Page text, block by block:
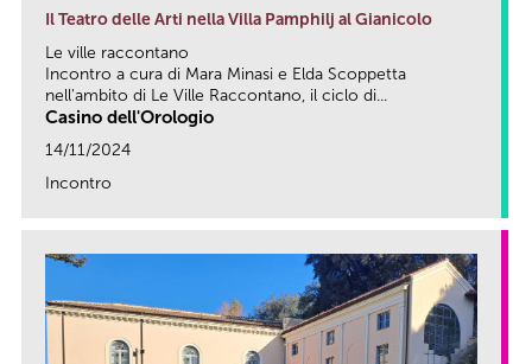
Il Teatro delle Arti nella Villa Pamphilj al Gianicolo
Le ville raccontano
Incontro a cura di Mara Minasi e Elda Scoppetta
nell'ambito di Le Ville Raccontano, il ciclo di...
Casino dell'Orologio
14/11/2024
Incontro